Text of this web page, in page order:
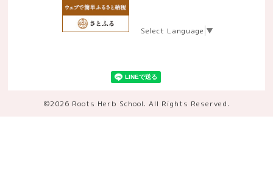
Select Language ▼
©2026 Roots Herb School. All Rights Reserved.